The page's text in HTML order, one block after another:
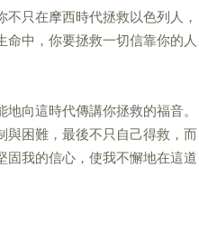
只在摩西時代拯救以色列人，
中，你要拯救一切信靠你的人
向這時代傳講你拯救的福音。
與困難，最後不只自己得救，而
固我的信心，使我不懈地在這道